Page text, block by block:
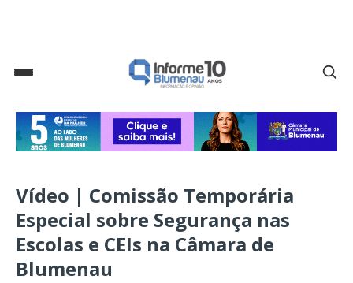
Vídeo | Comissão Temporária
Especial sobre Segurança nas
Escolas e CEIs na Câmara de
Blumenau